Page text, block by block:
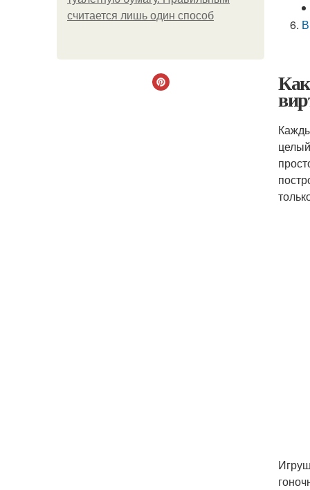
считается лишь один способ